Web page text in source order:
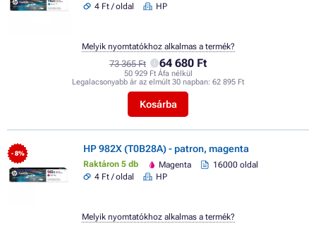
4 Ft / oldal
HP
73 365 Ft 64 680 Ft
50 929 Ft Áfa nélkül
Legalacsonyabb ár az elmúlt 30 napban: 62 895 Ft
Kosárba
Melyik nyomtatókhoz alkalmas a termék?
- 8% HP 982X (T0B28A) - patron, magenta
Raktáron 5 db Magenta
16000 oldal
4 Ft / oldal
HP
Melyik nyomtatókhoz alkalmas a termék?